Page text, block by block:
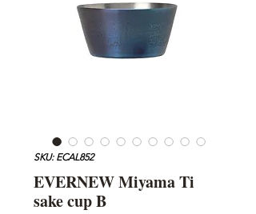
SKU: ECAL852
EVERNEW Miyama Ti
sake cup B